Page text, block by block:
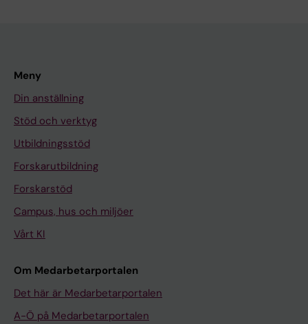
Meny
Din anställning
Stöd och verktyg
Utbildningsstöd
Forskarutbildning
Forskarstöd
Campus, hus och miljöer
Vårt KI
Om Medarbetarportalen
Det här är Medarbetarportalen
A-Ö på Medarbetarportalen